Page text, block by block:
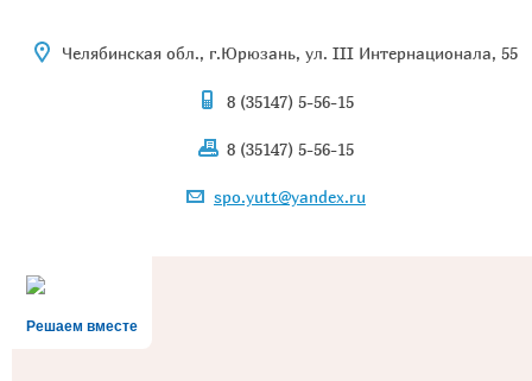
Челябинская обл., г.Юрюзань, ул. III Интернационала, 55
8 (35147) 5-56-15
8 (35147) 5-56-15
spo.yutt@yandex.ru
Решаем вместе